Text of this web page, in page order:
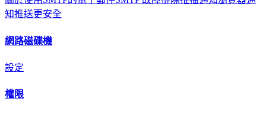
知推送更安全
網路磁碟機
設定
權限